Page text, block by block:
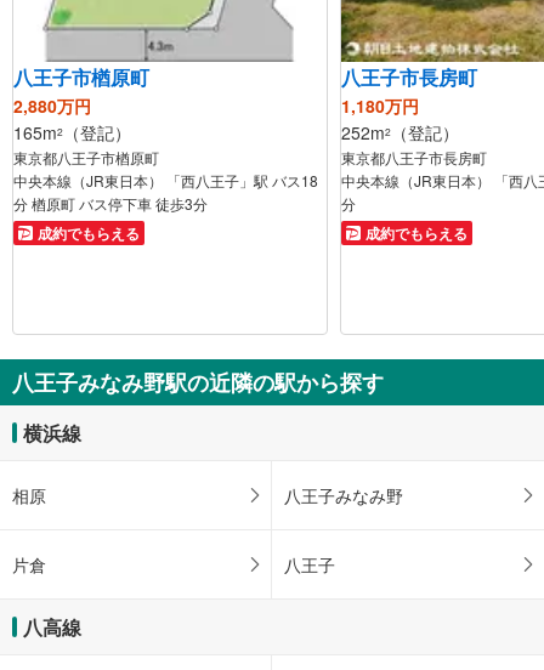
八王子市楢原町
2,880万円
165m2 （登記）
東京都八王子市楢原町
中央本線（JR東日本） 「西八王子」駅 バス18
分 楢原町 バス停下車 徒歩3分
成約でもらえる
八王子市長房町
1,180万円
252m2 （登記）
東京都八王子市長房町
中央本線（JR東日本） 「西八
分
成約でもらえる
八王子みなみ野駅の近隣の駅から探す
横浜線
相原 八王子みなみ野
片倉 八王子
八高線